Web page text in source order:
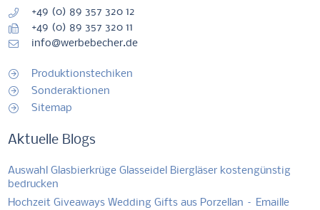
+49 (0) 89 357 320 12
+49 (0) 89 357 320 11
info@werbebecher.de
Produktionstechiken
Sonderaktionen
Sitemap
Aktuelle Blogs
Auswahl Glasbierkrüge Glasseidel Biergläser kostengünstig
bedrucken
Hochzeit Giveaways Wedding Gifts aus Porzellan – Emaille